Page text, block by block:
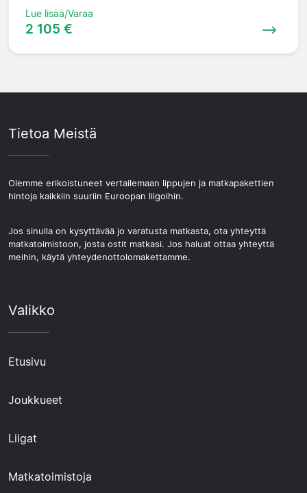
Lue lisää/Varaa
2 105 €
Tietoa Meistä
Olemme erikoistuneet vertailemaan lippujen ja matkapakettien
hintoja kaikkiin suuriin Euroopan liigoihin.
Jos sinulla on kysyttävää jo varatusta matkasta, ota yhteyttä
matkatoimistoon, josta ostit matkasi. Jos haluat ottaa yhteyttä
meihin, käytä yhteydenottolomakettamme.
Valikko
Etusivu
Joukkueet
Liigat
Matkatoimistoja